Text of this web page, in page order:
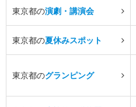
東京都の演劇・講演会
東京都の夏休みスポット
東京都のグランピング